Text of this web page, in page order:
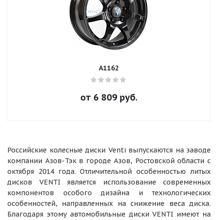
А1162
от 6 809руб.
Российские колесные диски Venti выпускаются на заводе
компании Азов-Тэк в городе Азов, Ростовской области с
октября 2014 года. Отличительной особенностью литых
дисков VENTI является использование современных
компонентов особого дизайна и технологических
особенностей, направленных на снижение веса диска.
Благодаря этому автомобильные диски VENTI имеют на